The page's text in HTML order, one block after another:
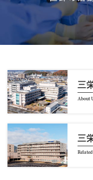
三
About
三